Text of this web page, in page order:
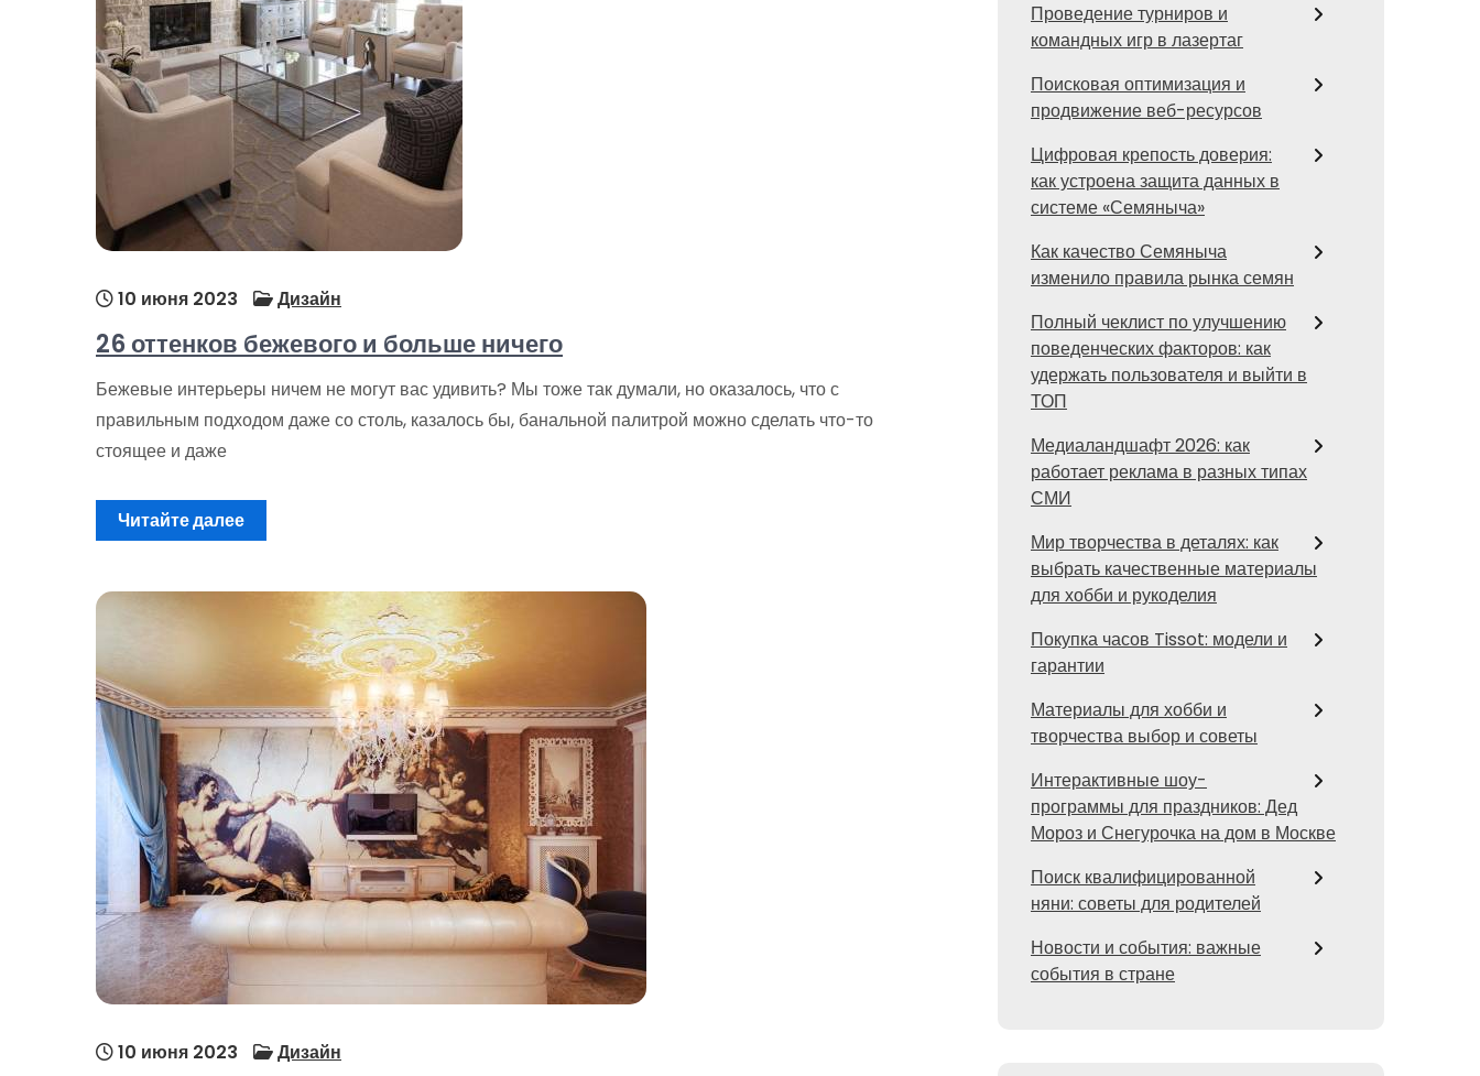
10 июня 2023 Дизайн
26 оттенков бежевого и больше ничего
Бежевые интерьеры ничем не могут вас удивить? Мы тоже так думали, но оказалось, что с
правильным подходом даже со столь, казалось бы, банальной палитрой можно сделать что-то
стоящее и даже
Читайте далее
10 июня 2023 Дизайн
Проведение турниров и
командных игр в лазертаг
Поисковая оптимизация и
продвижение веб-ресурсов
Цифровая крепость доверия:
как устроена защита данных в
системе «Семяныча»
Как качество Семяныча
изменило правила рынка семян
Полный чеклист по улучшению
поведенческих факторов: как
удержать пользователя и выйти в
ТОП
Медиаландшафт 2026: как
работает реклама в разных типах
СМИ
Мир творчества в деталях: как
выбрать качественные материалы
для хобби и рукоделия
Покупка часов Tissot: модели и
гарантии
Материалы для хобби и
творчества выбор и советы
Интерактивные шоу-
программы для праздников: Дед
Мороз и Снегурочка на дом в Москве
Поиск квалифицированной
няни: советы для родителей
Новости и события: важные
события в стране